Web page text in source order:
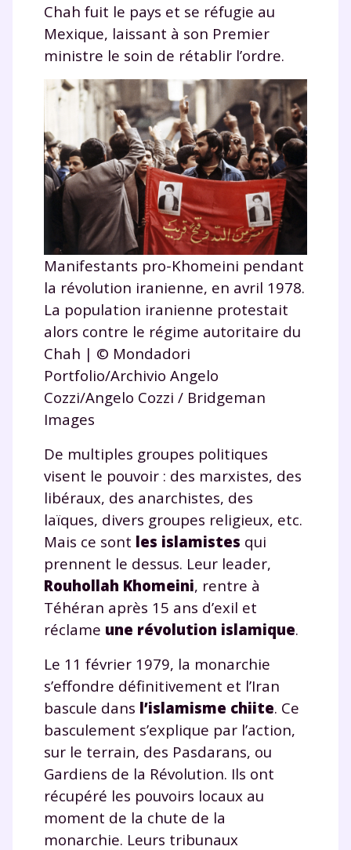
Chah fuit le pays et se réfugie au
Mexique, laissant à son Premier
ministre le soin de rétablir l’ordre.
Manifestants pro-Khomeini pendant
la révolution iranienne, en avril 1978.
La population iranienne protestait
alors contre le régime autoritaire du
Chah | © Mondadori
Portfolio/Archivio Angelo
Cozzi/Angelo Cozzi / Bridgeman
Images
De multiples groupes politiques
visent le pouvoir : des marxistes, des
libéraux, des anarchistes, des
laïques, divers groupes religieux, etc.
Mais ce sont les islamistes qui
prennent le dessus. Leur leader,
Rouhollah Khomeini, rentre à
Téhéran après 15 ans d’exil et
réclame une révolution islamique.
Le 11 février 1979, la monarchie
s’effondre définitivement et l’Iran
bascule dans l’islamisme chiite. Ce
basculement s’explique par l’action,
sur le terrain, des Pasdarans, ou
Gardiens de la Révolution. Ils ont
récupéré les pouvoirs locaux au
moment de la chute de la
monarchie. Leurs tribunaux